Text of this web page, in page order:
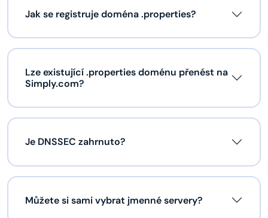
Jak se registruje doména .properties?
Lze existující .properties doménu přenést na
Simply.com?
Je DNSSEC zahrnuto?
Můžete si sami vybrat jmenné servery?